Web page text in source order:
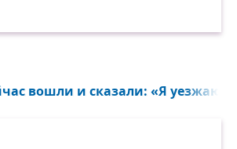
вошли и сказали: «Я уезжаю